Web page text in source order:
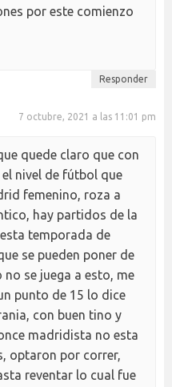
por este comienzo
Responder
7 octubre, 2021 a las 11:01 pm
quede claro que con
nivel de fútbol que
femenino, roza a
hay partidos de la
temporada de
se pueden poner de
se juega a esto, me
punto de 15 lo dice
con buen tino y
madridista no esta
optaron por correr,
reventar lo cual fue